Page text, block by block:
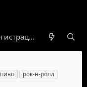
Новости
Регистрация
пиво рок-н-ролл